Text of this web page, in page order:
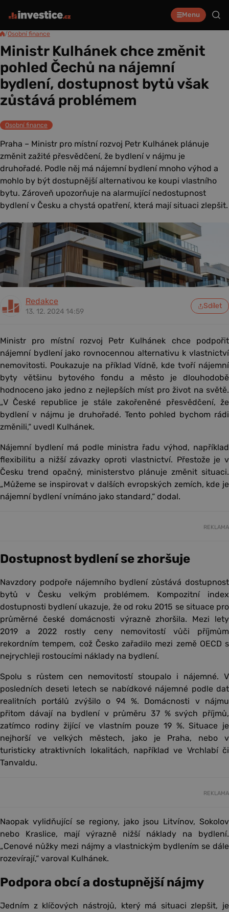
Menu
/Osobní finance
Ministr Kulhánek chce změnit
pohled Čechů na nájemní
bydlení, dostupnost bytů však
zůstává problémem
Osobní finance
Praha – Ministr pro místní rozvoj Petr Kulhánek plánuje
změnit zažité přesvědčení, že bydlení v nájmu je
druhořadé. Podle něj má nájemní bydlení mnoho výhod a
mohlo by být dostupnější alternativou ke koupi vlastního
bytu. Zároveň upozorňuje na alarmující nedostupnost
bydlení v Česku a chystá opatření, která mají situaci zlepšit.
Redakce
13. 12. 2024 14:59
Sdílet
Ministr pro místní rozvoj Petr Kulhánek chce podpořit
nájemní bydlení jako rovnocennou alternativu k vlastnictví
nemovitosti. Poukazuje na příklad Vídně, kde tvoří nájemní
byty většinu bytového fondu a město je dlouhodobě
hodnoceno jako jedno z nejlepších míst pro život na světě.
„V České republice je stále zakořeněné přesvědčení, že
bydlení v nájmu je druhořadé. Tento pohled bychom rádi
změnili,“ uvedl Kulhánek.
Nájemní bydlení má podle ministra řadu výhod, například
flexibilitu a nižší závazky oproti vlastnictví. Přestože je v
Česku trend opačný, ministerstvo plánuje změnit situaci.
„Můžeme se inspirovat v dalších evropských zemích, kde je
nájemní bydlení vnímáno jako standard,“ dodal.
REKLAMA
Dostupnost bydlení se zhoršuje
Navzdory podpoře nájemního bydlení zůstává dostupnost
bytů v Česku velkým problémem. Kompozitní index
dostupnosti bydlení ukazuje, že od roku 2015 se situace pro
průměrné české domácnosti výrazně zhoršila. Mezi lety
2019 a 2022 rostly ceny nemovitostí vůči příjmům
rekordním tempem, což Česko zařadilo mezi země OECD s
nejrychleji rostoucími náklady na bydlení.
Spolu s růstem cen nemovitostí stoupalo i nájemné. V
posledních deseti letech se nabídkové nájemné podle dat
realitních portálů zvýšilo o 94 %. Domácnosti v nájmu
přitom dávají na bydlení v průměru 37 % svých příjmů,
zatímco rodiny žijící ve vlastním pouze 19 %. Situace je
nejhorší ve velkých městech, jako je Praha, nebo v
turisticky atraktivních lokalitách, například ve Vrchlabí či
Tanvaldu.
REKLAMA
Naopak vylidňující se regiony, jako jsou Litvínov, Sokolov
nebo Kraslice, mají výrazně nižší náklady na bydlení.
„Cenové nůžky mezi nájmy a vlastnickým bydlením se dále
rozevírají,“ varoval Kulhánek.
Podpora obcí a dostupnější nájmy
Jedním z klíčových nástrojů, který má situaci zlepšit, je